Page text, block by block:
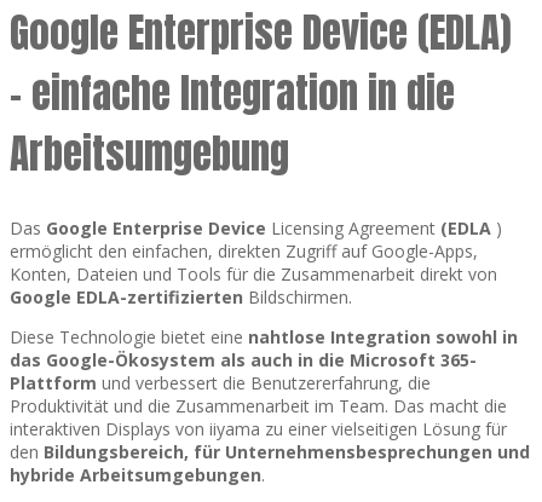
Google Enterprise Device (EDLA)
– einfache Integration in die
Arbeitsumgebung
Das Google Enterprise Device Licensing Agreement (EDLA )
ermöglicht den einfachen, direkten Zugriff auf Google-Apps,
Konten, Dateien und Tools für die Zusammenarbeit direkt von
Google EDLA-zertifizierten Bildschirmen.
Diese Technologie bietet eine nahtlose Integration sowohl in
das Google-Ökosystem als auch in die Microsoft 365-
Plattform und verbessert die Benutzererfahrung, die
Produktivität und die Zusammenarbeit im Team. Das macht die
interaktiven Displays von iiyama zu einer vielseitigen Lösung für
den Bildungsbereich, für Unternehmensbesprechungen und
hybride Arbeitsumgebungen.